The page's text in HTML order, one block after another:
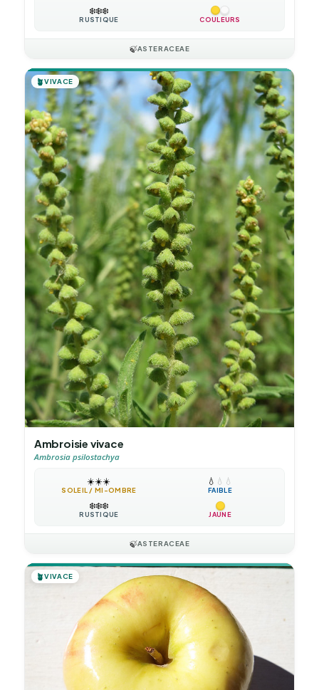
❄️❄️❄️
RUSTIQUE COULEURS
🍃ASTERACEAE
🪴VIVACE
Ambroisie vivace
Ambrosia psilostachya
☀️☀️☀️
SOLEIL / MI-OMBRE
💧 💧 💧
FAIBLE
❄️❄️❄️
RUSTIQUE JAUNE
🍃ASTERACEAE
🪴VIVACE